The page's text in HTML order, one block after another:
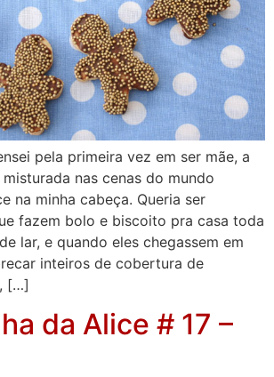
pela primeira vez em ser mãe, a
nas cenas do mundo
na minha cabeça. Queria ser
fazem bolo e biscoito pra casa toda
lar, e quando eles chegassem em
inteiros de cobertura de
[…]
da Alice # 17 –